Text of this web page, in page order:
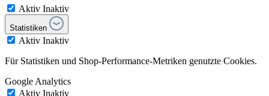
Aktiv Inaktiv
Statistiken
Aktiv Inaktiv
Für Statistiken und Shop-Performance-Metriken genutzte Cookies.
Google Analytics
Aktiv Inaktiv